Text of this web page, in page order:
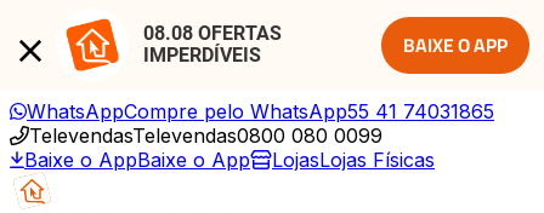
08.08 OFERTAS
IMPERDÍVEIS
BAIXE O APP
WhatsAppCompre pelo WhatsApp55 41 74031865
TelevendasTelevendas0800 080 0099
Baixe o AppBaixe o App LojasLojas Físicas